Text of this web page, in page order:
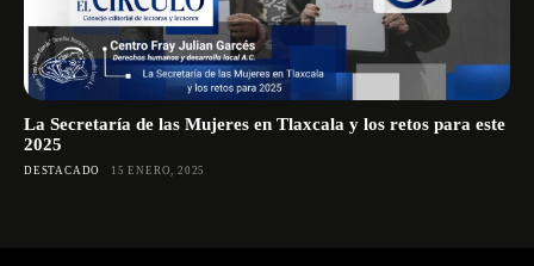
La Secretaría de las Mujeres en Tlaxcala y los retos para este
2025
DESTACADO 15 ENERO, 2025